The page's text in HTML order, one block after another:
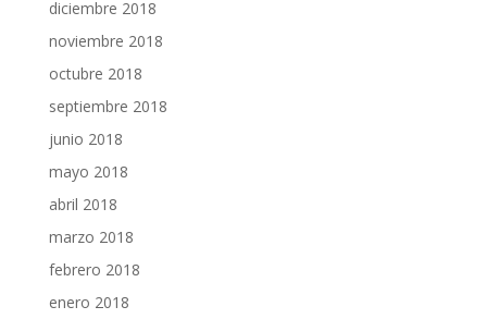
diciembre 2018
noviembre 2018
octubre 2018
septiembre 2018
junio 2018
mayo 2018
abril 2018
marzo 2018
febrero 2018
enero 2018